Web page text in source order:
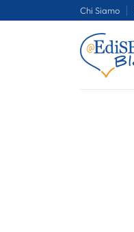
Chi Siamo